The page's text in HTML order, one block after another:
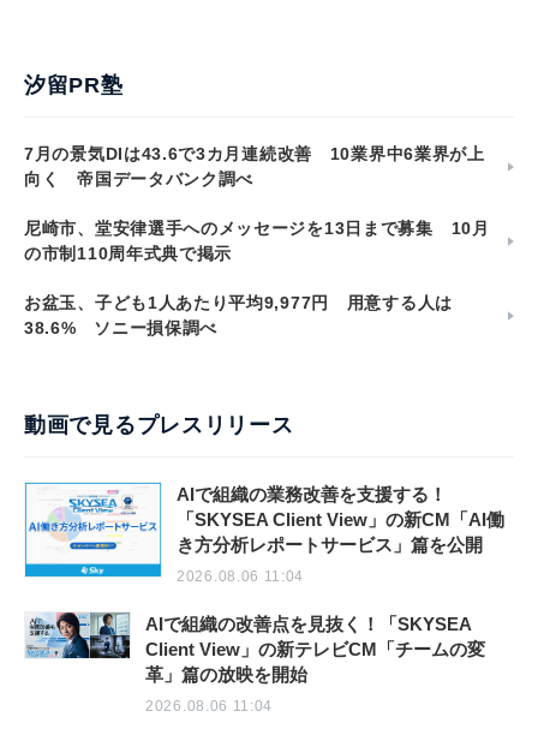
汐留PR塾
7月の景気DIは43.6で3カ月連続改善 10業界中6業界が上
向く 帝国データバンク調べ
尼崎市、堂安律選手へのメッセージを13日まで募集 10月
の市制110周年式典で掲示
お盆玉、子ども1人あたり平均9,977円 用意する人は
38.6% ソニー損保調べ
動画で見るプレスリリース
AIで組織の業務改善を支援する！
「SKYSEA Client View」の新CM「AI働
き方分析レポートサービス」篇を公開
2026.08.06 11:04
AIで組織の改善点を見抜く！「SKYSEA
Client View」の新テレビCM「チームの変
革」篇の放映を開始
2026.08.06 11:04